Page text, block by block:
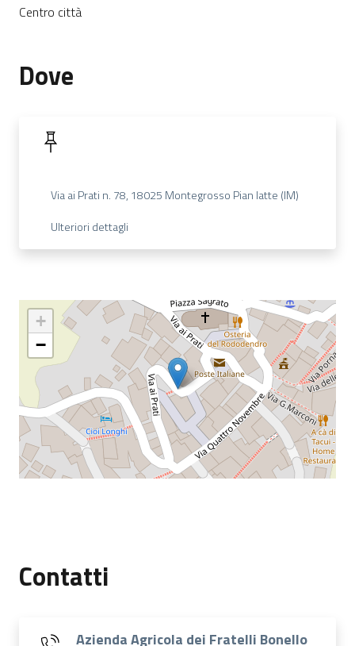
Centro città
Dove
Via ai Prati n. 78, 18025 Montegrosso Pian latte (IM)
Ulteriori dettagli
+
−
Contatti
Azienda Agricola dei Fratelli Bonello